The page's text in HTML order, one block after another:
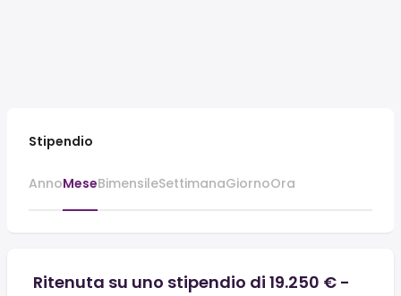
Stipendio
AnnoMeseBimensileSettimanaGiornoOra
Ritenuta su uno stipendio di 19.250 € -